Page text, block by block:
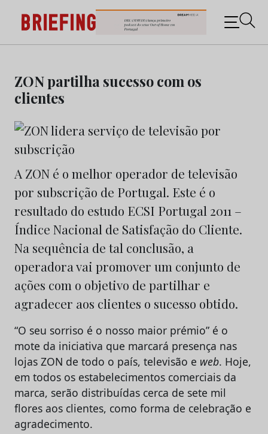
content
Briefing: Todas as notícias sobre os negócios do
Marketing e da Publicidade
ZON partilha sucesso com os
clientes
A ZON é o melhor operador de televisão
por subscrição de Portugal. Este é o
resultado do estudo ECSI Portugal 2011 –
Índice Nacional de Satisfação do Cliente.
Na sequência de tal conclusão, a
operadora vai promover um conjunto de
ações com o objetivo de partilhar e
agradecer aos clientes o sucesso obtido.
“O seu sorriso é o nosso maior prémio” é o
mote da iniciativa que marcará presença nas
lojas ZON de todo o país, televisão e web. Hoje,
em todos os estabelecimentos comerciais da
marca, serão distribuídas cerca de sete mil
flores aos clientes, como forma de celebração e
agradecimento.